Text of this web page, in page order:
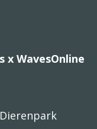
x WavesOnline